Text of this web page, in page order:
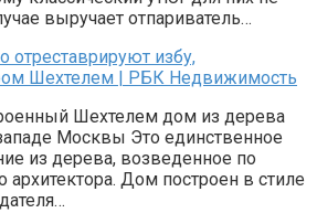
выручает отпариватель…
отреставрируют избу,
Шехтелем | РБК Недвижимость
Шехтелем дом из дерева
Москвы Это единственное
из дерева, возведенное по
архитектора. Дом построен в стиле